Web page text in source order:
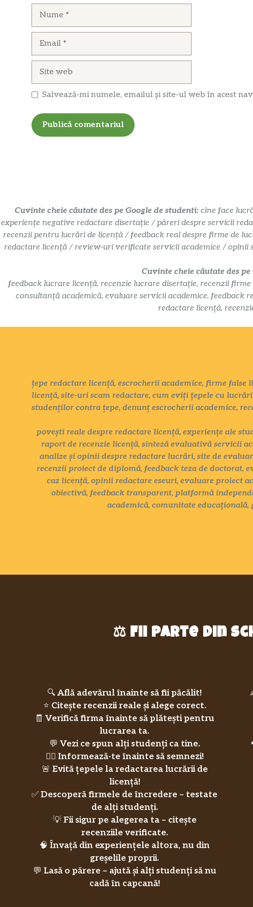
Salvează-mi numele, emailul și site-ul web în acest
Cuvinte cheie căutate des pe Google de studenti: cine face
experiențe negative redactare disertație / păreri despre servicii
recenzii pentru lucrări de licență / feedback real despre firme de
redactare licență / review-uri verificate servicii academice /
Cuvinte cheie căutate des pe
feedback lucrare licență, recenzie lucrare disertație, recenzii
consultanță academică, evaluare servicii academice,
redactare licență,
țepe redactare licență, escrocherii academice, firme
licență, site-uri scam redactare, cum eviți țepele cu
studenților contra țepe, denunț escrocherii academice,
povești reale despre redactare licență, experiențe ale
raport de recenzie licență, sinteză evaluativă servicii
analize și opinii despre redactare lucrări, site de
recenzii proiect de diplomă, feedback teza de doctorat,
caz licență, opinii redactare eseuri, evaluare proiect
obiectivă, feedback transparent, platformă
academică, comunitate
⚖️ Fii parte din
🔍Află adevărul înainte să fii păcălit!
⭐ Citește recenzii reale și alege corect.
🧾Verifică firma înainte să plătești pentru
lucrarea ta.
💬 Vezi ce spun alți studenți ca tine.
🕵️‍♂️ Informează-te înainte să semnezi!
🚨 Evită țepele la redactarea lucrării de
licență!
✅Descoperă firmele de încredere – testate
de alți studenți.
💡 Fii sigur pe alegerea ta – citește
recenziile verificate.
🧠Învață din experiențele altora, nu din
greșelile proprii.
💬 Lasă o părere – ajută și alți studenți să nu
cadă în capcană!